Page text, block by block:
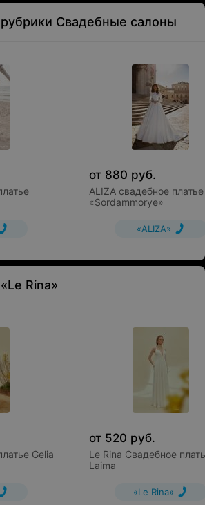
Свадебные салоны
от 880 руб.
ALIZA свадебное платье
«Sordammorye»
«ALIZA»
Rina»
Gelia
от 520 руб.
Le Rina Свадебное
Laima
«Le Rina»